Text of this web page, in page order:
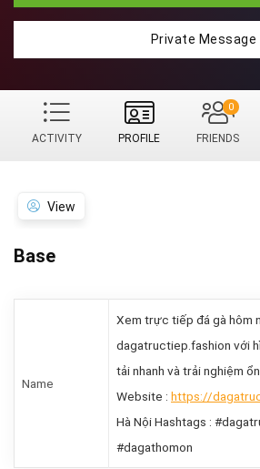
Private Message
ACTIVITY PROFILE FRIENDS
0
View
Base
Name
Xem trực tiếp đá gà hôm
dagatructiep.fashion với
tải nhanh và trải nghiệm
Website : https://
Hà Nội Hashtags :
#dagathomon